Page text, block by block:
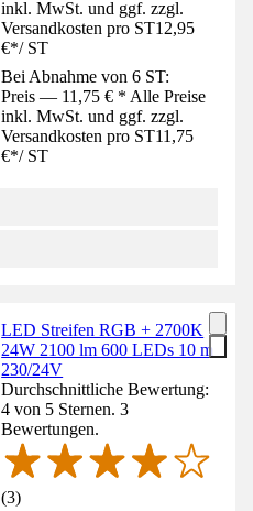
inkl. MwSt. und ggf. zzgl.
Versandkosten pro ST12,95
€*/ ST
Bei Abnahme von 6 ST:
Preis — 11,75 € * Alle Preise
inkl. MwSt. und ggf. zzgl.
Versandkosten pro ST11,75
€*/ ST
LED Streifen RGB + 2700K
24W 2100 lm 600 LEDs 10 m
230/24V
Durchschnittliche Bewertung:
4 von 5 Sternen. 3
Bewertungen.
(3)